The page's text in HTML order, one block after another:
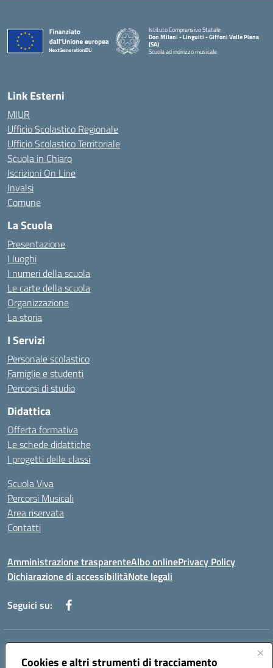
Cookies e altri strumenti di tracciamento
Istituto Comprensivo Statale
Don Milani - Linguiti - Giffoni Valle Piana
(SA)
Scuola ad indirizzo musicale
Link Esterni
MIUR
Ufficio Scolastico Regionale
Ufficio Scolastico Territoriale
Scuola in Chiaro
Iscrizioni On Line
Invalsi
Comune
La Scuola
Presentazione
I luoghi
I numeri della scuola
Le carte della scuola
Organizzazione
La storia
I Servizi
Personale scolastico
Famiglie e studenti
Percorsi di studio
Didattica
Offerta formativa
Le schede didattiche
I progetti delle classi
Scuola Viva
Percorsi Musicali
Area riservata
Contatti
Amministrazione trasparenteAlbo onlinePrivacy Policy
Dichiarazione di accessibilitàNote legali
Seguici su:
Indirizzo:
Centralino:089868360 Email:saic857007@istruzione.it